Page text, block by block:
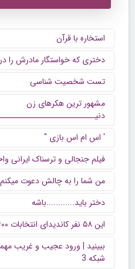
استخاره با قرآن
دختری که خواستگار مادرش
تست شخصیت شناسی
مشهور ترین هکرهای زن
' اس ام اس بازی "
فیلم جنجالی و ترسناک ایرانی
من شما را به چالش دعوت
دختر باید............باشه
این ۵۸ نفر کاندیدای انتخابات ۱۴۰۰ هستند +اسامی
ببینید | ورود عجیب و غریب
شبکه 3